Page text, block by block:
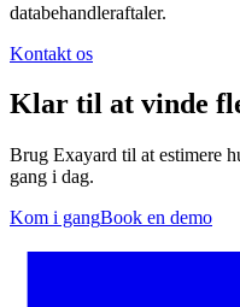
databehandleraftaler.
Kontakt os
Klar til at vinde
Brug Exayard til at estimere
gang i dag.
Kom i gangBook en demo